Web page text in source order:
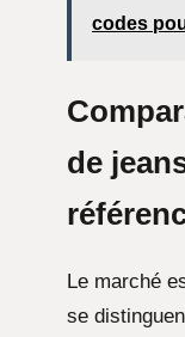
codes
de
Le marché
se